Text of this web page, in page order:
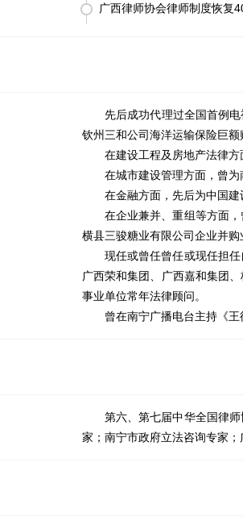
广西律师协会律师制度恢复
先后成功代理过全国首例
钦州三和公司海洋运输保险巨
在建设工程及房地产法律
在城市建设管理方面，曾为
在金融方面，先后为中国
在企业兼并、重组等方面
横县三骏糖业有限公司企业并购
现任或曾任曾任或现任担
广西荣和集团、广西嘉和集团
事业单位常年法律顾问。
曾在南宁广播电台主持《
第六、第七届中华全国律
家；南宁市政府立法咨询专家